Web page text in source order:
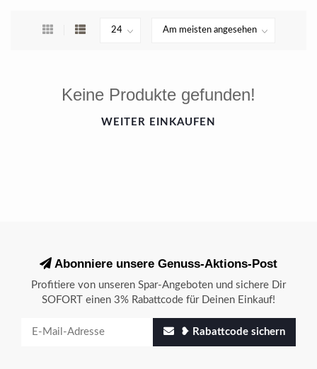
Keine Produkte gefunden!
WEITER EINKAUFEN
Abonniere unsere Genuss-Aktions-Post
Profitiere von unseren Spar-Angeboten und sichere Dir
SOFORT einen 3% Rabattcode für Deinen Einkauf!
❥ Rabattcode sichern